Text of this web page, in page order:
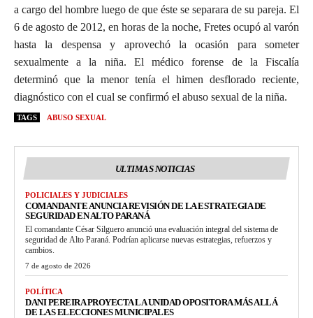
a cargo del hombre luego de que éste se separara de su pareja. El
6 de agosto de 2012, en horas de la noche, Fretes ocupó al varón
hasta la despensa y aprovechó la ocasión para someter
sexualmente a la niña. El médico forense de la Fiscalía
determinó que la menor tenía el himen desflorado reciente,
diagnóstico con el cual se confirmó el abuso sexual de la niña.
TAGS ABUSO SEXUAL
ULTIMAS NOTICIAS
POLICIALES Y JUDICIALES
COMANDANTE ANUNCIA REVISIÓN DE LA ESTRATEGIA DE
SEGURIDAD EN ALTO PARANÁ
El comandante César Silguero anunció una evaluación integral del sistema de
seguridad de Alto Paraná. Podrían aplicarse nuevas estrategias, refuerzos y
cambios.
7 de agosto de 2026
POLÍTICA
DANI PEREIRA PROYECTA LA UNIDAD OPOSITORA MÁS ALLÁ
DE LAS ELECCIONES MUNICIPALES